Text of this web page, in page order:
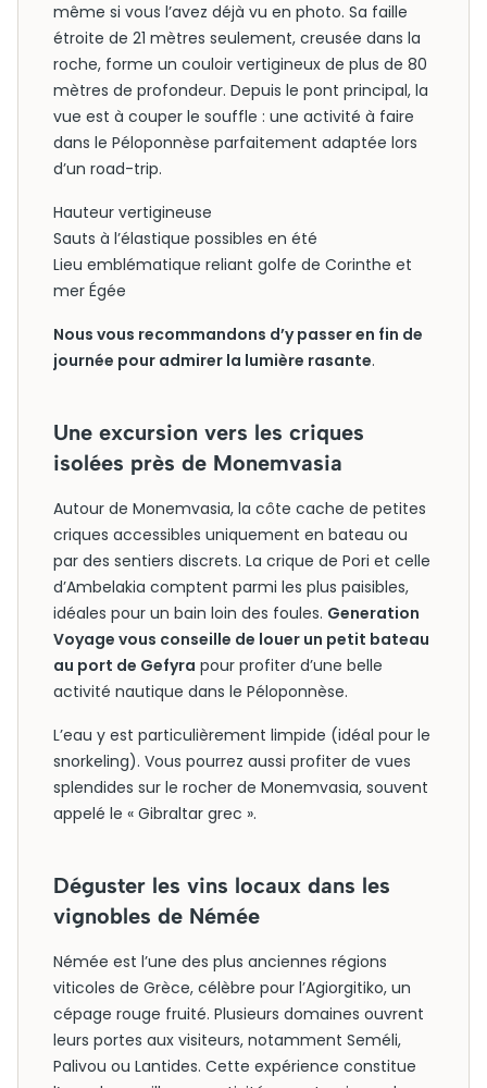
même si vous l’avez déjà vu en photo. Sa faille
étroite de 21 mètres seulement, creusée dans la
roche, forme un couloir vertigineux de plus de 80
mètres de profondeur. Depuis le pont principal, la
vue est à couper le souffle : une activité à faire
dans le Péloponnèse parfaitement adaptée lors
d’un road-trip.
Hauteur vertigineuse
Sauts à l’élastique possibles en été
Lieu emblématique reliant golfe de Corinthe et
mer Égée
Nous vous recommandons d’y passer en fin de
journée pour admirer la lumière rasante.
Une excursion vers les criques
isolées près de Monemvasia
Autour de Monemvasia, la côte cache de petites
criques accessibles uniquement en bateau ou
par des sentiers discrets. La crique de Pori et celle
d’Ambelakia comptent parmi les plus paisibles,
idéales pour un bain loin des foules. Generation
Voyage vous conseille de louer un petit bateau
au port de Gefyra pour profiter d’une belle
activité nautique dans le Péloponnèse.
L’eau y est particulièrement limpide (idéal pour le
snorkeling). Vous pourrez aussi profiter de vues
splendides sur le rocher de Monemvasia, souvent
appelé le « Gibraltar grec ».
Déguster les vins locaux dans les
vignobles de Némée
Némée est l’une des plus anciennes régions
viticoles de Grèce, célèbre pour l’Agiorgitiko, un
cépage rouge fruité. Plusieurs domaines ouvrent
leurs portes aux visiteurs, notamment Seméli,
Palivou ou Lantides. Cette expérience constitue